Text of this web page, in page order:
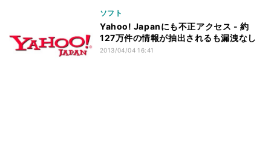
ソフト
Yahoo! Japanにも不正アクセス - 約
127万件の情報が抽出されるも漏洩なし
2013/04/04 16:41